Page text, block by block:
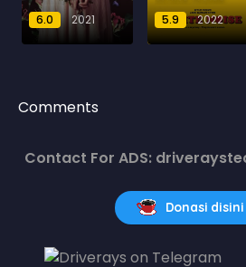
6.0 2021 5.9 2022
Comments
Contact For ADS:
Donasi